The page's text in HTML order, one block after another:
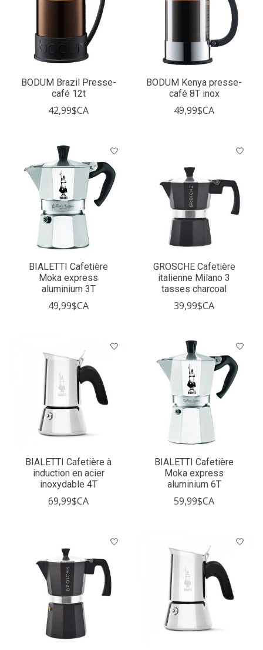
BODUM Brazil Presse-
café 12t
42,99$CA
BODUM Kenya presse-
café 8T inox
49,99$CA
BIALETTI Cafetière
Moka express
aluminium 3T
49,99$CA
GROSCHE Cafetière
italienne Milano 3
tasses charcoal
39,99$CA
BIALETTI Cafetière à
induction en acier
inoxydable 4T
69,99$CA
BIALETTI Cafetière
Moka express
aluminium 6T
59,99$CA